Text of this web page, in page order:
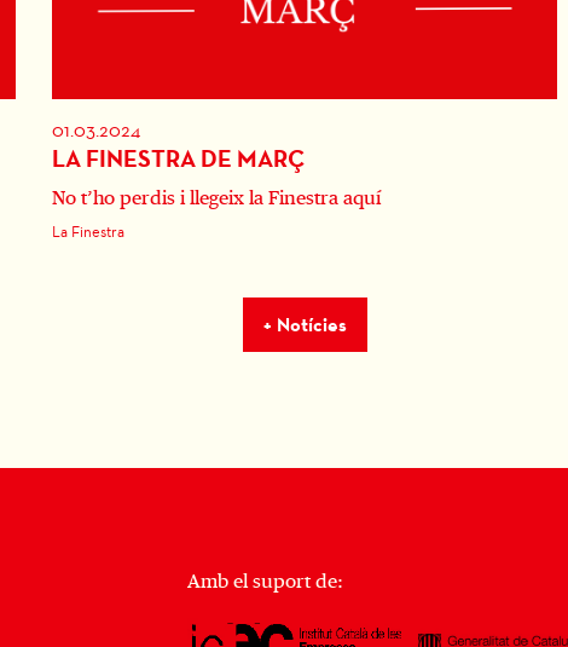
01.03.2024
LA FINESTRA DE MARÇ
No t’ho perdis i llegeix la Finestra aquí
La Finestra
+ Notícies
Amb el suport de: